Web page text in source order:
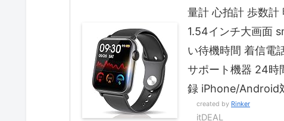
量計 心拍計 歩数計
1.54インチ大画面
い待機時間 着信電
サポート機器 24時
録 iPhone/Android
created by Rinker
itDEAL